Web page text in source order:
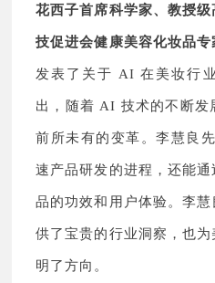
花西子首席科学家、教授
技促进会健康美容化妆品
发表了关于 AI 在美妆行
出，随着 AI 技术的不断发
前所未有的变革。李慧良
速产品研发的进程，还能
品的功效和用户体验。李
供了宝贵的行业洞察，也
明了方向。